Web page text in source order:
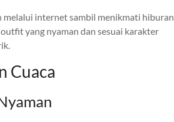
melalui internet sambil menikmati hiburan
yang nyaman dan sesuai karakter
Cuaca